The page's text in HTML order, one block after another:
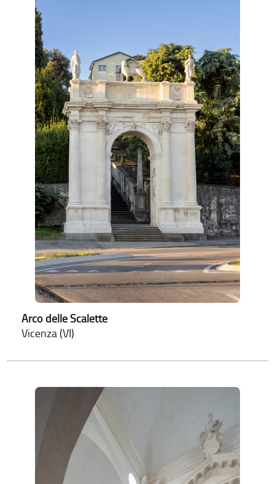
Arco delle Scalette
Vicenza (VI)